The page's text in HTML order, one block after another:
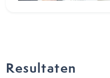
Resultaten